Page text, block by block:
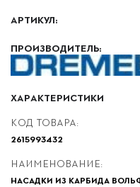
АРТИКУЛ:
ПРОИЗВОДИТЕЛЬ:
ХАРАКТЕРИСТИКИ
КОД ТОВАРА:
2615993432
НАИМЕНОВАНИЕ:
НАСАДКИ ИЗ КАРБИДА